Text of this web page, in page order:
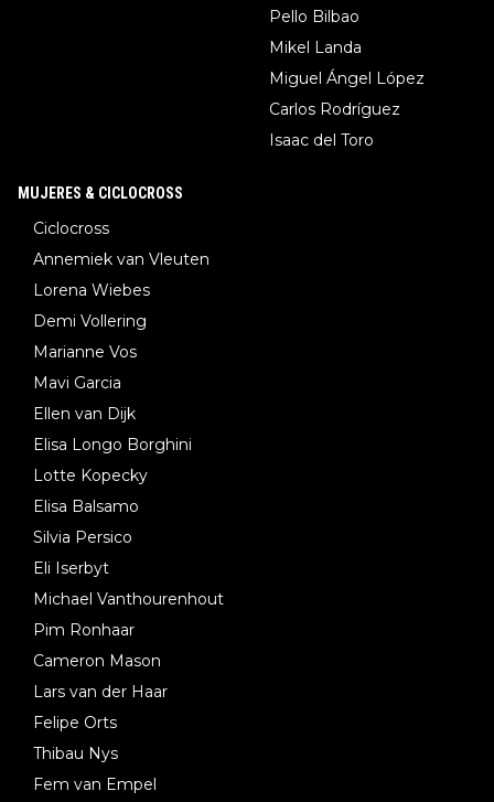
Pello Bilbao
Mikel Landa
Miguel Ángel López
Carlos Rodríguez
Isaac del Toro
MUJERES & CICLOCROSS
Ciclocross
Annemiek van Vleuten
Lorena Wiebes
Demi Vollering
Marianne Vos
Mavi Garcia
Ellen van Dijk
Elisa Longo Borghini
Lotte Kopecky
Elisa Balsamo
Silvia Persico
Eli Iserbyt
Michael Vanthourenhout
Pim Ronhaar
Cameron Mason
Lars van der Haar
Felipe Orts
Thibau Nys
Fem van Empel